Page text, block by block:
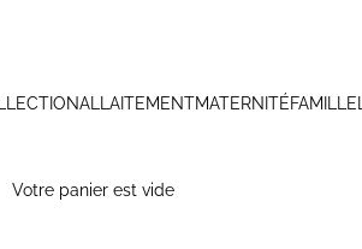
ALLAITEMENTMATERNITÉFAMILLE
Votre panier est vide